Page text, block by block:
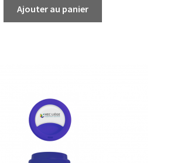
Ajouter au panier